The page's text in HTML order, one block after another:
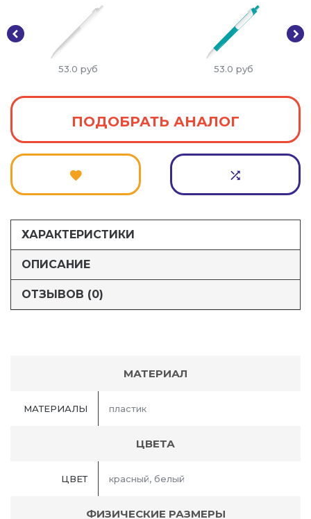
53.0 руб 53.0 руб
ПОДОБРАТЬ АНАЛОГ
ХАРАКТЕРИСТИКИ
ОПИСАНИЕ
ОТЗЫВОВ (0)
МАТЕРИАЛ
МАТЕРИАЛЫ пластик
ЦВЕТА
ЦВЕТ красный, белый
ФИЗИЧЕСКИЕ РАЗМЕРЫ